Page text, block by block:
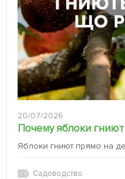
20/07/2026
Почему яблоки
Яблоки гниют прямо на
Садоводство